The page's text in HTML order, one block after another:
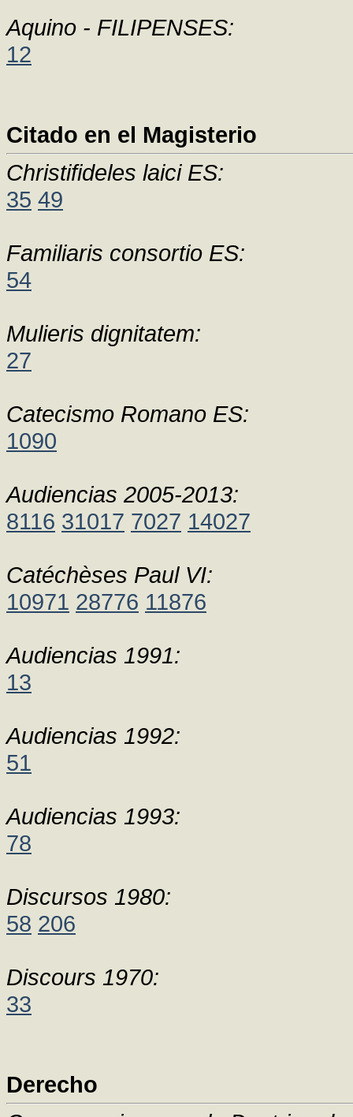
Aquino - FILIPENSES:
12
Citado en el Magisterio
Christifideles laici ES:
35 49
Familiaris consortio ES:
54
Mulieris dignitatem:
27
Catecismo Romano ES:
1090
Audiencias 2005-2013:
8116 31017 7027 14027
Catéchèses Paul VI:
10971 28776 11876
Audiencias 1991:
13
Audiencias 1992:
51
Audiencias 1993:
78
Discursos 1980:
58 206
Discours 1970:
33
Derecho